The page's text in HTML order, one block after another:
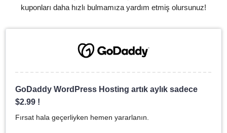
kuponları daha hızlı bulmamıza yardım etmiş olursunuz!
GoDaddy WordPress Hosting artık aylık sadece
$2.99 !
Fırsat hala geçerliyken hemen yararlanın.